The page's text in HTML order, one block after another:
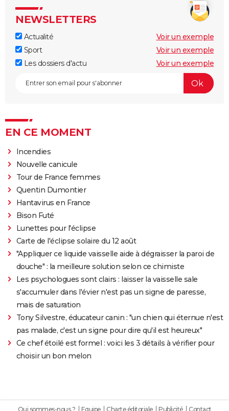
NEWSLETTERS
Actualité
Voir un exemple
Sport
Voir un exemple
Les dossiers d'actu
Voir un exemple
EN CE MOMENT
Incendies
Nouvelle canicule
Tour de France femmes
Quentin Dumontier
Hantavirus en France
Bison Futé
Lunettes pour l'éclipse
Carte de l'éclipse solaire du 12 août
"Appliquer ce liquide vaisselle aide à dégraisser la paroi de
douche" : la meilleure solution selon ce chimiste
Les psychologues sont clairs : laisser la vaisselle sale
s'accumuler dans l'évier n'est pas un signe de paresse,
mais de saturation
Tony Silvestre, éducateur canin : "un chien qui éternue n'est
pas malade, c'est un signe pour dire qu'il est heureux"
Ce chef étoilé est formel : voici les 3 détails à vérifier pour
choisir un bon melon
Qui sommes-nous ? Equipe Charte éditoriale Publicité Contact